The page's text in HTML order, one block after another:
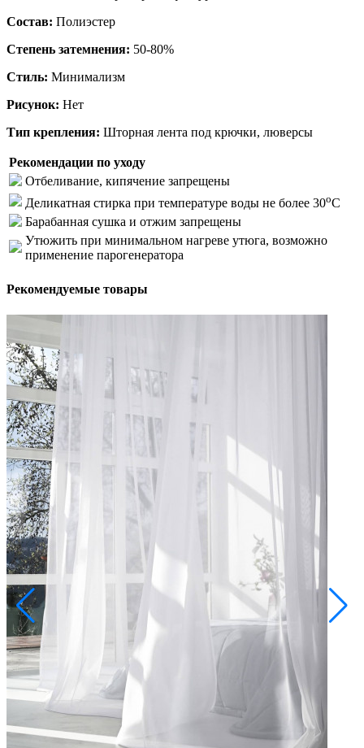
Состав: Полиэстер
Степень затемнения: 50-80%
Стиль: Минимализм
Рисунок: Нет
Тип крепления: Шторная лента под крючки, люверсы
Рекомендации по уходу
Отбеливание, кипячение запрещены
Деликатная стирка при температуре воды не более 30oC
Барабанная сушка и отжим запрещены
Утюжить при минимальном нагреве утюга, возможно
применение парогенератора
Рекомендуемые товары